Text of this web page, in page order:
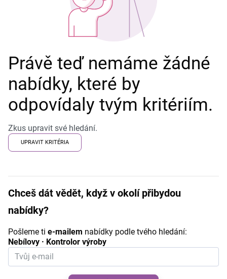
Právě teď nemáme žádné
nabídky, které by
odpovídaly tvým kritériím.
Zkus upravit své hledání.
UPRAVIT KRITÉRIA
Chceš dát vědět, když v okolí přibydou
nabídky?
Pošleme ti e-mailem nabídky podle tvého hledání:
Nebílovy · Kontrolor výroby